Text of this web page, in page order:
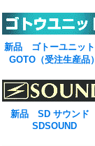
新品 ゴトーユニッ
GOTO（受注生産品）
新品 SD サウンド
SDSOUND